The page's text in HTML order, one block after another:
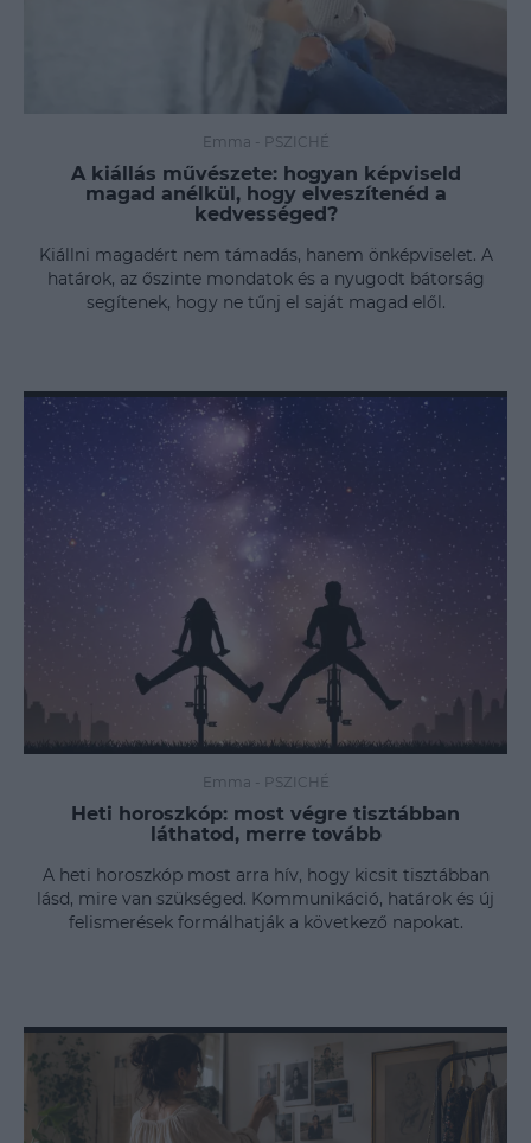
Emma - PSZICHÉ
A kiállás művészete: hogyan képviseld
magad anélkül, hogy elveszítenéd a
kedvességed?
Kiállni magadért nem támadás, hanem önképviselet. A
határok, az őszinte mondatok és a nyugodt bátorság
segítenek, hogy ne tűnj el saját magad elől.
Emma - PSZICHÉ
Heti horoszkóp: most végre tisztábban
láthatod, merre tovább
A heti horoszkóp most arra hív, hogy kicsit tisztábban
lásd, mire van szükséged. Kommunikáció, határok és új
felismerések formálhatják a következő napokat.